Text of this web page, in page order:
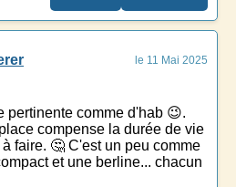
le 11 Mai 2025
pertinente comme d'hab 😉.
compense la durée de vie
faire. 🤔 C'est un peu comme
et une berline... chacun